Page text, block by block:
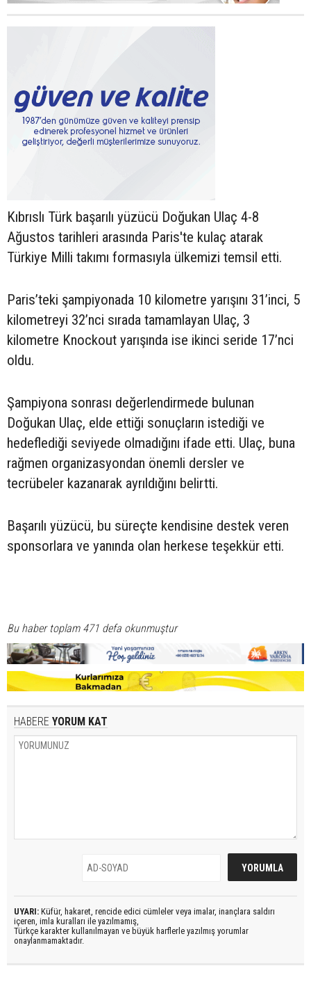
Kıbrıslı Türk başarılı yüzücü Doğukan Ulaç 4-8
Ağustos tarihleri arasında Paris'te kulaç atarak
Türkiye Milli takımı formasıyla ülkemizi temsil etti.
Paris’teki şampiyonada 10 kilometre yarışını 31’inci, 5
kilometreyi 32’nci sırada tamamlayan Ulaç, 3
kilometre Knockout yarışında ise ikinci seride 17’nci
oldu.
Şampiyona sonrası değerlendirmede bulunan
Doğukan Ulaç, elde ettiği sonuçların istediği ve
hedeflediği seviyede olmadığını ifade etti. Ulaç, buna
rağmen organizasyondan önemli dersler ve
tecrübeler kazanarak ayrıldığını belirtti.
Başarılı yüzücü, bu süreçte kendisine destek veren
sponsorlara ve yanında olan herkese teşekkür etti.
Bu haber toplam 471 defa okunmuştur
HABERE YORUM KAT
UYARI: Küfür, hakaret, rencide edici cümleler veya imalar, inançlara saldırı
içeren, imla kuralları ile yazılmamış,
Türkçe karakter kullanılmayan ve büyük harflerle yazılmış yorumlar
onaylanmamaktadır.